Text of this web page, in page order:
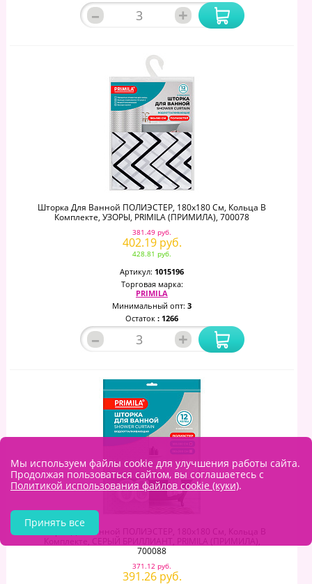
– +
Шторка Для Ванной ПОЛИЭСТЕР, 180х180 См, Кольца В
Комплекте, УЗОРЫ, PRIMILA (ПРИМИЛА), 700078
381.49 руб.
402.19 руб.
428.81 руб.
Артикул: 1015196
Торговая марка:
PRIMILA
Минимальный опт: 3
Остаток : 1266
– +
Шторка Для Ванной ПОЛИЭСТЕР, 180х180 См, Кольца В
Комплекте, СЕРЫЙ БРИЛЛИАНТ, PRIMILA (ПРИМИЛА),
700088
371.12 руб.
391.26 руб.
Мы используем файлы cookie для улучшения работы сайта.
Продолжая пользоваться сайтом, вы соглашаетесь с
Политикой использования файлов cookie (куки).
Принять все